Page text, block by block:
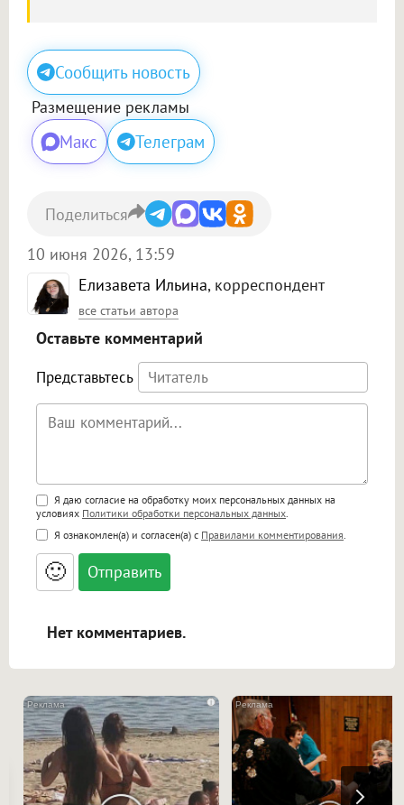
Сообщить новость
Размещение рекламы
Макс Телеграм
Елизавета Ильина, корреспондент
все статьи автора
10 июня 2026, 13:59
Поделиться
Оставьте комментарий
Представьтесь
Поддержка HTML
<b>, <strong>, <u>, <i>, <em>, <s>, <big>,
<small>, <sup>, <sub>, <pre>, <ul>, <ol>, <li>,
<blockquote>, <code> экранирует HTML,
адреса URL автоматически становятся
ссылками, и [img]адрес[/img] будет
Я даю согласие на обработку моих персональных данных на
условиях Политики обработки персональных данных
Я ознакомлен(а) и согласен(а) с Правилами комментирования
🙂
Нет комментариев.
i